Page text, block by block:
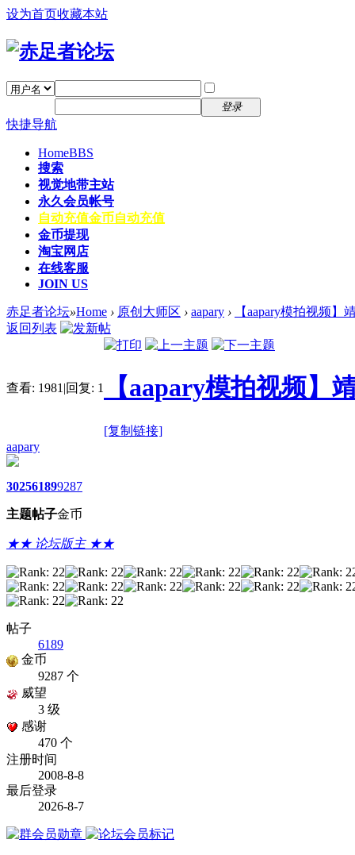
设为首页收藏本站
登录
快捷导航
HomeBBS
搜索
视觉地带主站
永久会员帐号
自动充值金币自动充值
金币提现
淘宝网店
在线客服
JOIN US
赤足者论坛»Home › 原创大师区 › aapary ›
【aapary模拍视频
返回列表
查看: 1981 |回复: 1 【aapary模拍视频】
[复制链接]
aapary
3025
主题
6189
帖子
9287
金币
★★ 论坛版主 ★★
帖子
6189
金币
9287 个
威望
3 级
感谢
470 个
注册时间
2008-8-8
最后登录
2026-8-7